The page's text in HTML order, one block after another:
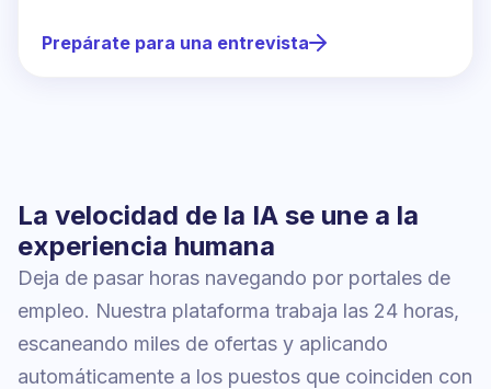
Prepárate para una entrevista
La velocidad de la IA se une a la
experiencia humana
Deja de pasar horas navegando por portales de
empleo. Nuestra plataforma trabaja las 24 horas,
escaneando miles de ofertas y aplicando
automáticamente a los puestos que coinciden con